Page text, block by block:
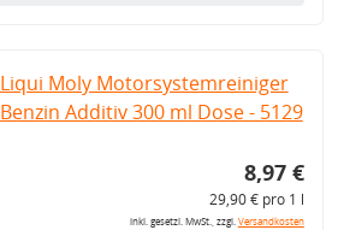
Liqui Moly Motorsystemreiniger
Benzin Additiv 300 ml Dose - 5129
8,97 €
29,90 € pro 1 l
inkl. gesetzl. MwSt., zzgl.Versandkosten